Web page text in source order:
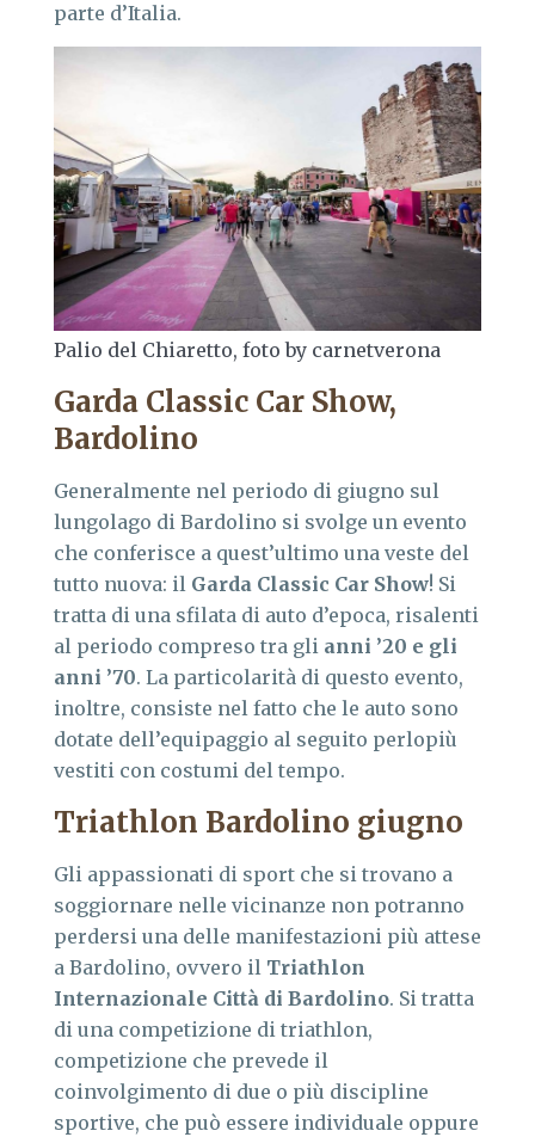
parte d’Italia.
Palio del Chiaretto, foto by carnetverona
Garda Classic Car Show,
Bardolino
Generalmente nel periodo di giugno sul
lungolago di Bardolino si svolge un evento
che conferisce a quest’ultimo una veste del
tutto nuova: il Garda Classic Car Show! Si
tratta di una sfilata di auto d’epoca, risalenti
al periodo compreso tra gli anni ’20 e gli
anni ’70. La particolarità di questo evento,
inoltre, consiste nel fatto che le auto sono
dotate dell’equipaggio al seguito perlopiù
vestiti con costumi del tempo.
Triathlon Bardolino giugno
Gli appassionati di sport che si trovano a
soggiornare nelle vicinanze non potranno
perdersi una delle manifestazioni più attese
a Bardolino, ovvero il Triathlon
Internazionale Città di Bardolino. Si tratta
di una competizione di triathlon,
competizione che prevede il
coinvolgimento di due o più discipline
sportive, che può essere individuale oppure